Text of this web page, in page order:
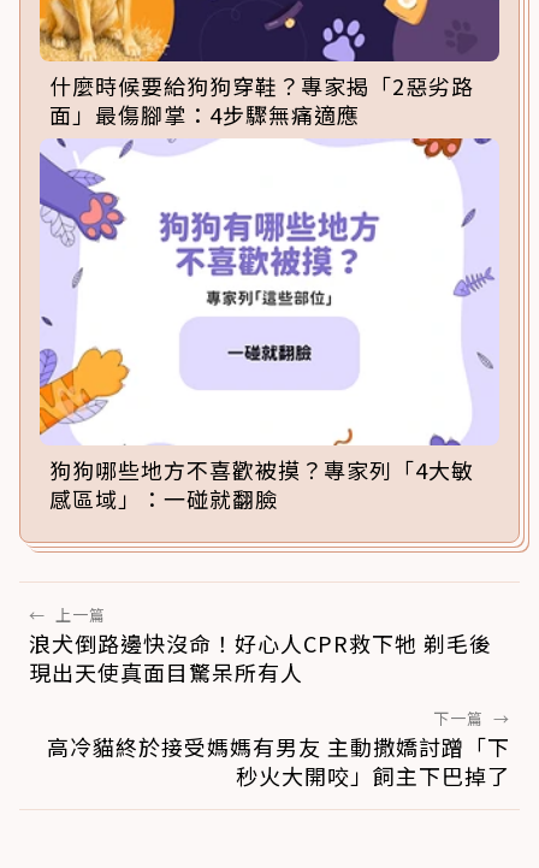
什麼時候要給狗狗穿鞋？專家揭「2惡劣路
面」最傷腳掌：4步驟無痛適應
狗狗哪些地方不喜歡被摸？專家列「4大敏
感區域」：一碰就翻臉
← 上一篇
浪犬倒路邊快沒命！好心人CPR救下牠 剃毛後
現出天使真面目驚呆所有人
下一篇 →
高冷貓終於接受媽媽有男友 主動撒嬌討蹭「下
秒火大開咬」飼主下巴掉了